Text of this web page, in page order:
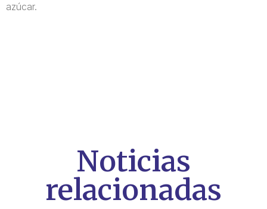
azúcar.
Noticias
relacionadas